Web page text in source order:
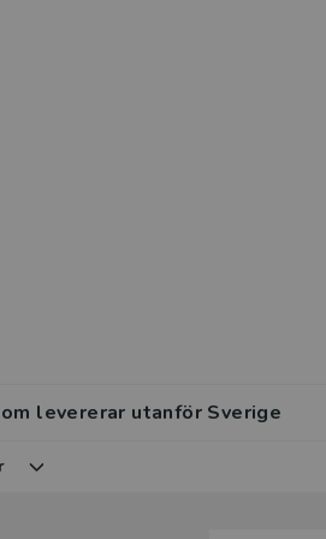
levererar utanför Sverige